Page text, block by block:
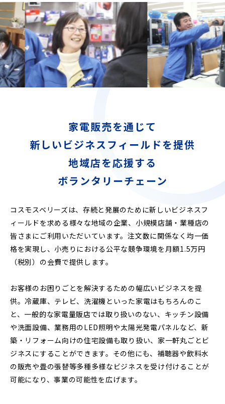
家電販売を通じて
新しいビジネスフィールドを提供
地域店を応援する
ボランタリーチェーン
コスモスベリーズは、存続と発展のために新しいビジネスフ
ィールドを求める様々な地域の企業、小規模店舗・業種店の
皆さまにご利用いただいています。注文数に関係なく均一価
格を実現し、小売りにおける公平な競争環境を月額1.5万円
（税別）の会費で提供します。
お客様のお困りごとを解決するための幅広いビジネスを提
供。冷蔵庫、テレビ、洗濯機といった家電はもちろんのこ
と、一般的な家電量販店では取り扱いのない、キッチン設備
や洗面設備、業務用のLED照明や太陽光発電パネルなど、新
築・リフォーム向けの住宅設備も取り扱い、家一軒丸ごとビ
ジネスにすることができます。その他にも、補聴器や飲料水
の販売や畳の張替等多種多様なビジネスを受け付けることが
可能になり、事業の可能性を広げます。